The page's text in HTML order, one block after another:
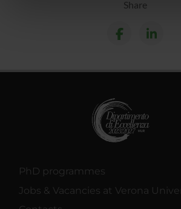
nostri partner che si occupano di
con altre informazioni che hai fornito
Share
PhD programmes
Jobs & Vacancies at Verona